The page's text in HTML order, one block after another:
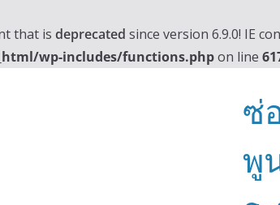
that is deprecated since version 6.9.0! IE
wp-includes/functions.phpon line
ซ่
พู